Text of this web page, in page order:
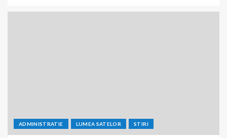
ADMINISTRATIE LUMEA SATELOR STIRI